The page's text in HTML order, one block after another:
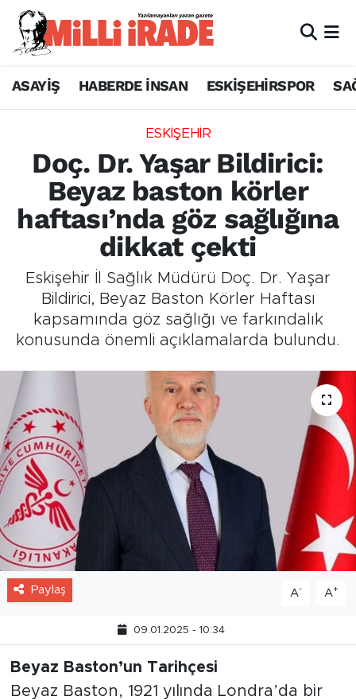
ASAYİŞ HABERDE İNSAN ESKİŞEHİRSPOR
ESKİŞEHİR
Doç. Dr. Yaşar Bildirici:
Beyaz baston körler
haftası’nda göz sağlığına
dikkat çekti
Eskişehir İl Sağlık Müdürü Doç. Dr. Yaşar
Bildirici, Beyaz Baston Körler Haftası
kapsamında göz sağlığı ve farkındalık
konusunda önemli açıklamalarda bulundu.
Paylaş A- A+
09.01.2025 - 10:34
Beyaz Baston’un Tarihçesi
Beyaz Baston, 1921 yılında Londra’da bir